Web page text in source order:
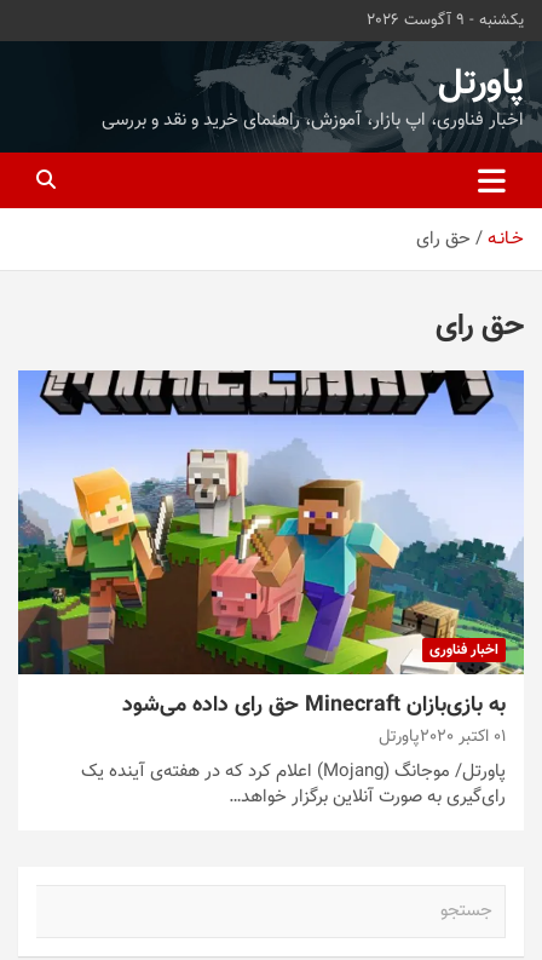
محتوا
بروید
یکشنبه - 9 آگوست 2026
پاورتل
اخبار فناوری، اپ بازار، آموزش، راهنمای خرید و نقد و بررسی
خـانـه حق رای
حق رای
اخبار فناوری
به بازی‌بازان Minecraft حق رای داده می‌شود
01 اکتبر 2020 پاورتل
پاورتل/ موجانگ (Mojang) اعلام کرد که در هفته‌ی آینده یک
رای‌گیری به صورت آنلاین برگزار خواهد…